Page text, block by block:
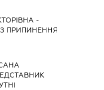
-
З ПРИПИНЕННЯ